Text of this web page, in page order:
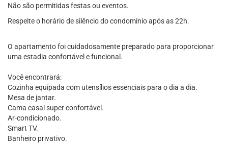
Não são permitidas festas ou eventos.
Respeite o horário de silêncio do condomínio após as 22h.
O apartamento foi cuidadosamente preparado para proporcionar
uma estadia confortável e funcional.
Você encontrará:
Cozinha equipada com utensílios essenciais para o dia a dia.
Mesa de jantar.
Cama casal super confortável.
Ar-condicionado.
Smart TV.
Banheiro privativo.